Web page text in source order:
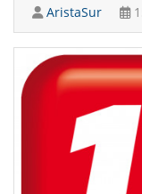
AristaSur